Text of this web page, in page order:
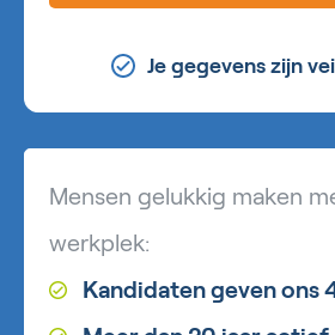
Je gegevens zijn
Mensen gelukkig maken
werkplek:
Kandidaten geven ons